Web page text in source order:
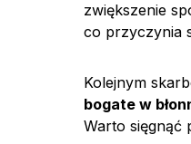
zwiększenie
co przyczynia
Kolejnym
bogate w
Warto sięgnąć